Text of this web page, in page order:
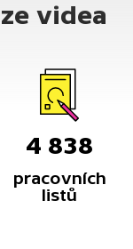
videa
4 838
pracovních
listů